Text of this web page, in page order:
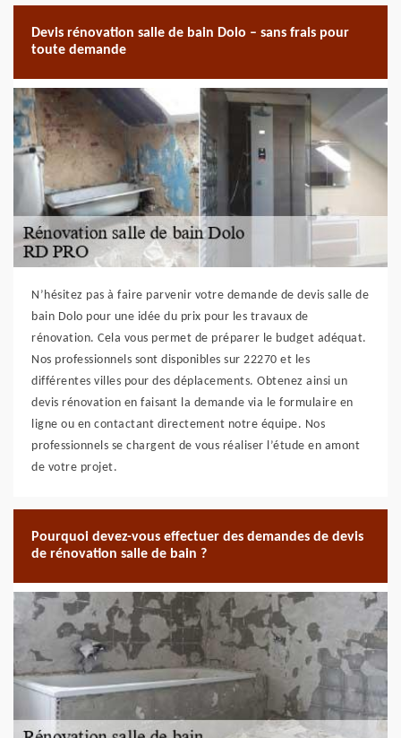
Devis rénovation salle de bain Dolo – sans frais pour
toute demande
N’hésitez pas à faire parvenir votre demande de devis salle de
bain Dolo pour une idée du prix pour les travaux de
rénovation. Cela vous permet de préparer le budget adéquat.
Nos professionnels sont disponibles sur 22270 et les
différentes villes pour des déplacements. Obtenez ainsi un
devis rénovation en faisant la demande via le formulaire en
ligne ou en contactant directement notre équipe. Nos
professionnels se chargent de vous réaliser l’étude en amont
de votre projet.
Pourquoi devez-vous effectuer des demandes de devis
de rénovation salle de bain ?